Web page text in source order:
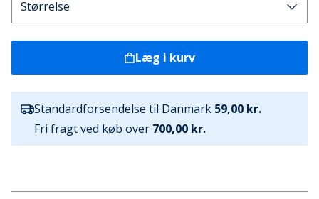
Læg i kurv
Standardforsendelse til Danmark 59,00 kr.
Fri fragt ved køb over 700,00 kr.